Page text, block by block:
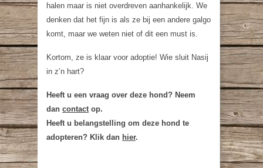
halen maar is niet overdreven aanhankelijk. We
denken dat het fijn is als ze bij een andere galgo
komt, maar we weten niet of dit een must is.
Kortom, ze is klaar voor adoptie! Wie sluit Nasij
in z’n hart?
Heeft u een vraag over deze hond? Neem
dan contact op.
Heeft u belangstelling om deze hond te
adopteren? Klik dan hier.